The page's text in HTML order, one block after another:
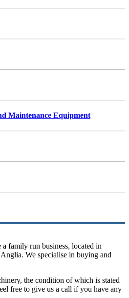
Maintenance Equipment
family run business, located in
We specialise in buying and
the condition of which is stated
free to give us a call if you have any